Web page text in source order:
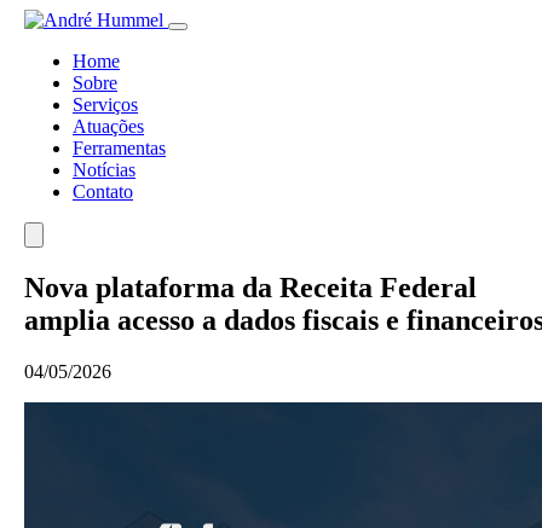
Home
Sobre
Serviços
Atuações
Ferramentas
Notícias
Contato
Nova plataforma da Receita Federal
amplia acesso a dados fiscais e
04/05/2026